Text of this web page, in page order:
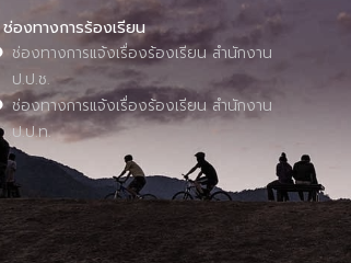
ช่องทางการร้องเรียน
ช่องทางการแจ้งเรื่องร้องเรียน สำนักงาน
ป.ป.ช.
ช่องทางการแจ้งเรื่องร้องเรียน สำนักงาน
ป.ป.ท.